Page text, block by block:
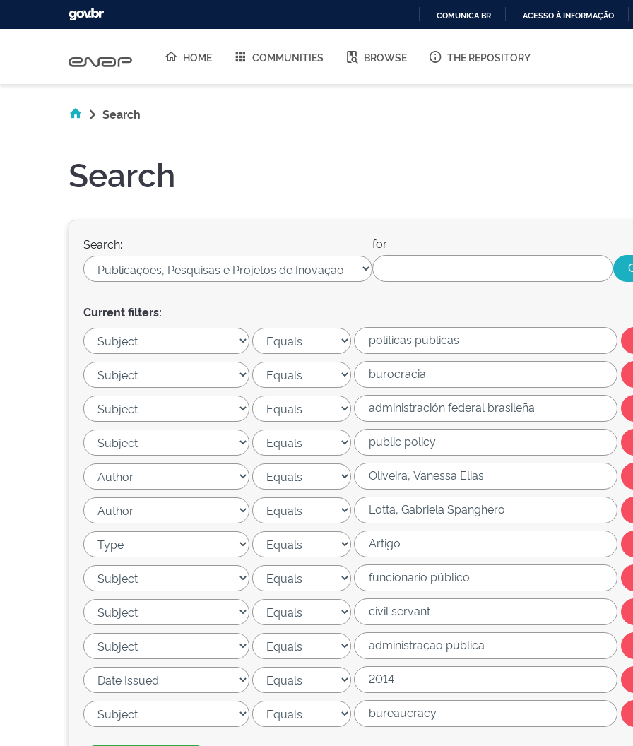
O
COMUNICA BR ACESSO À INFORMAÇÃO
HOME COMMUNITIES BROWSE THE REPOSITORY
Search
Search
Search: for
Current filters: